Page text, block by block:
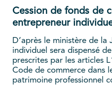
Cession de fonds de
entrepreneur
D’après le ministère de la
individuel sera dispensé
prescrites par les articles
Code de commerce dans
patrimoine professionnel